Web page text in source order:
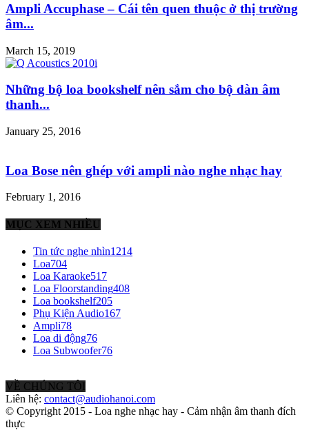
Ampli Accuphase – Cái tên quen thuộc ở thị trường
âm...
March 15, 2019
Những bộ loa bookshelf nên sắm cho bộ dàn âm
thanh...
January 25, 2016
Loa Bose nên ghép với ampli nào nghe nhạc hay
February 1, 2016
MỤC XEM NHIỀU
Tin tức nghe nhìn1214
Loa704
Loa Karaoke517
Loa Floorstanding408
Loa bookshelf205
Phụ Kiện Audio167
Ampli78
Loa di động76
Loa Subwoofer76
VỀ CHÚNG TÔI
Liên hệ: contact@audiohanoi.com
© Copyright 2015 - Loa nghe nhạc hay - Cảm nhận âm thanh đích
thực